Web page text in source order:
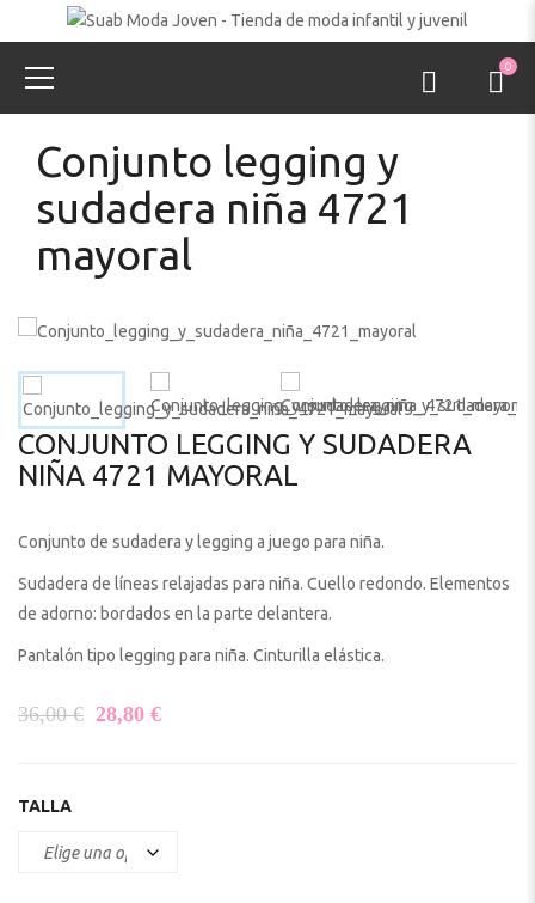
0
Conjunto legging y
sudadera niña 4721
mayoral
CONJUNTO LEGGING Y SUDADERA
NIÑA 4721 MAYORAL
Conjunto de sudadera y legging a juego para niña.
Sudadera de líneas relajadas para niña. Cuello redondo. Elementos
de adorno: bordados en la parte delantera.
Pantalón tipo legging para niña. Cinturilla elástica.
36,00€ El precio original era: 36,00 €.
28,80 €
TALLA